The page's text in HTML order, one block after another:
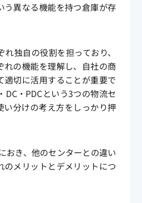
う異なる機能を持つ倉庫が存
独自の役割を担っており、
れの機能を理解し、自社の商
適切に活用することが重要で
DC・PDCという3つの物流セ
い分けの考え方をしっかり押
おき、他のセンターとの違い
のメリットとデメリットにつ